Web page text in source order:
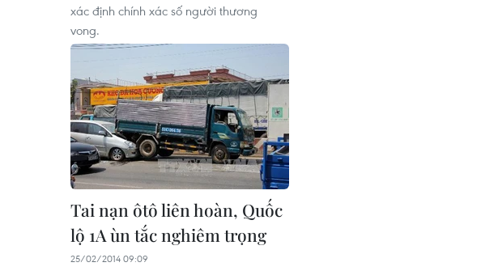
xác định chính xác số người thương
vong.
Tai nạn ôtô liên hoàn, Quốc
lộ 1A ùn tắc nghiêm trọng
25/02/2014 09:09